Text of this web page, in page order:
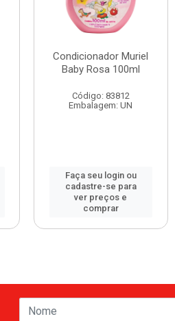
Condicionador Muriel
Baby Rosa 100ml
Código: 83812
Embalagem: UN
Faça seu login ou
cadastre-se para
ver preços e
comprar